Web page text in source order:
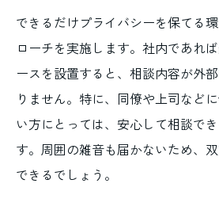
できるだけプライバシーを保てる
ローチを実施します。社内であれ
ースを設置すると、相談内容が外
りません。特に、同僚や上司など
い方にとっては、安心して相談で
す。周囲の雑音も届かないため、
できるでしょう。